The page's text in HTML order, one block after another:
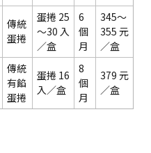
傳統
蛋捲
蛋捲 25
～30 入
／盒
6
個
月
345～
355 元
／盒
傳統
有餡
蛋捲
蛋捲 16
入／盒
8
個
月
379 元
／盒